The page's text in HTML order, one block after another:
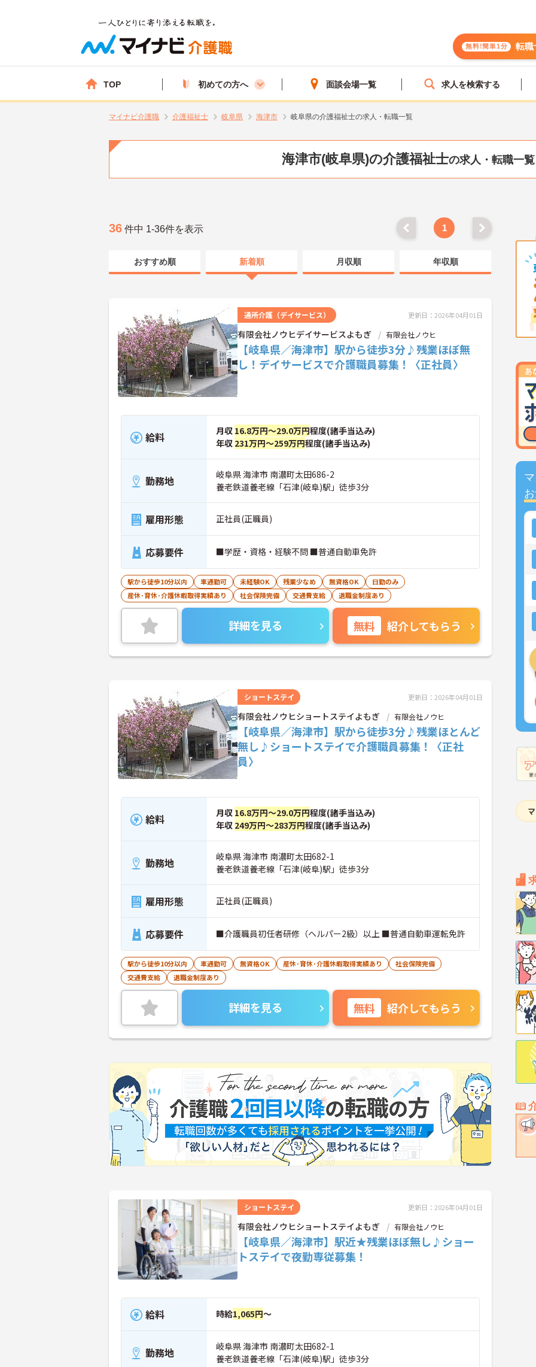
無料!簡単1分 転職
TOP 初めての方へ 面談会場一覧 求人を検索する
マイナビ介護職 介護福祉士 岐阜県 海津市 岐阜県の介護福祉士の求人・転職一覧
海津市(岐阜県)の介護福祉士の求人・転職一覧
36 件中 1-36件を表示 1
おすすめ順 新着順 月収順 年収順
通所介護（デイサービス） 更新日：2026年04月01日
有限会社ノウヒデイサービスよもぎ 有限会社ノウヒ
【岐阜県／海津市】駅から徒歩3分♪残業ほぼ無
し！デイサービスで介護職員募集！〈正社員〉
給料 月収 16.8万円～29.0万円程度(諸手当込み)
年収 231万円～259万円程度(諸手当込み)
勤務地
岐阜県 海津市 南濃町太田686-2
養老鉄道養老線「石津(岐阜)駅」徒歩3分
雇用形態 正社員(正職員)
応募要件 ■学歴・資格・経験不問 ■普通自動車免許
駅から徒歩10分以内 車通勤可 未経験OK 残業少なめ 無資格OK
日勤のみ
産休･育休･介護休暇取得実績あり
社会保険完備 交通費支給 退職金制度あり
詳細を見る 無料 紹介してもらう
ショートステイ 更新日：2026年04月01日
有限会社ノウヒショートステイよもぎ 有限会社ノウヒ
【岐阜県／海津市】駅から徒歩3分♪残業ほとんど
無し♪ショートステイで介護職員募集！〈正社
員〉
給料 月収 16.8万円～29.0万円程度(諸手当込み)
年収 249万円～283万円程度(諸手当込み)
勤務地
岐阜県 海津市 南濃町太田682-1
養老鉄道養老線「石津(岐阜)駅」徒歩3分
雇用形態 正社員(正職員)
応募要件 ■介護職員初任者研修（ヘルパー2級）以上 ■普通自動車運転免許
駅から徒歩10分以内 車通勤可 無資格OK 産休･育休･介護休暇取得実績あり
社会保険完備
交通費支給
退職金制度あり
詳細を見る 無料 紹介してもらう
ショートステイ 更新日：2026年04月01日
有限会社ノウヒショートステイよもぎ 有限会社ノウヒ
【岐阜県／海津市】駅近★残業ほぼ無し♪ショー
トステイで夜勤専従募集！
給料 時給1,065円～
勤務地
岐阜県 海津市 南濃町太田682-1
養老鉄道養老線「石津(岐阜)駅」徒歩3分